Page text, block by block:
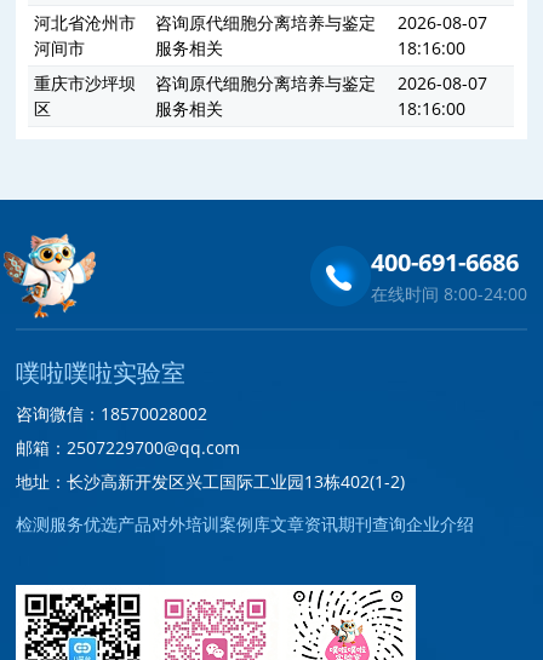
河北省沧州市
河间市
咨询原代细胞分离培养与鉴定
服务相关
2026-08-07
18:16:00
重庆市沙坪坝
区
咨询原代细胞分离培养与鉴定
服务相关
2026-08-07
18:16:00
400-691-6686
在线时间 8:00-24:00
噗啦噗啦实验室
咨询微信：18570028002
邮箱：2507229700@qq.com
地址：长沙高新开发区兴工国际工业园13栋402(1-2)
检测服务优选产品对外培训案例库文章资讯期刊查询企业介绍